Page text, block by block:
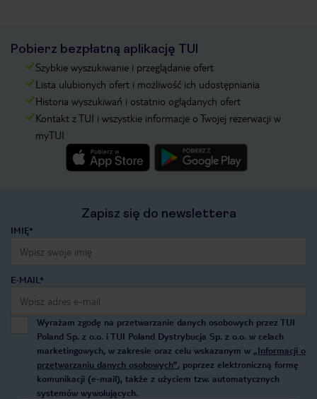
Pobierz bezpłatną aplikację TUI
Szybkie wyszukiwanie i przeglądanie ofert
Lista ulubionych ofert i możliwość ich udostępniania
Historia wyszukiwań i ostatnio oglądanych ofert
Kontakt z TUI i wszystkie informacje o Twojej rezerwacji w
myTUI
Zapisz się do newslettera
IMIĘ*
E-MAIL*
Wyrażam zgodę na przetwarzanie danych osobowych przez TUI
Poland Sp. z o.o. i TUI Poland Dystrybucja Sp. z o.o. w celach
marketingowych, w zakresie oraz celu wskazanym w „Informacji o
przetwarzaniu danych osobowych”, poprzez elektroniczną formę
komunikacji (e-mail), także z użyciem tzw. automatycznych
systemów wywołujących.